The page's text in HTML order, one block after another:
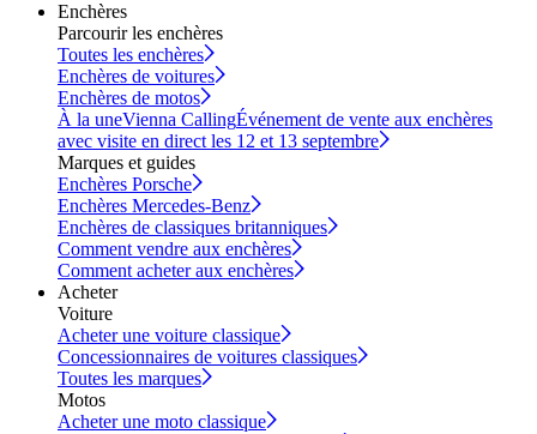
Enchères
Parcourir les enchères
Toutes les enchères
Enchères de voitures
Enchères de motos
À la uneVienna CallingÉvénement de vente aux enchères
avec visite en direct les 12 et 13 septembre
Marques et guides
Enchères Porsche
Enchères Mercedes-Benz
Enchères de classiques britanniques
Comment vendre aux enchères
Comment acheter aux enchères
Acheter
Voiture
Acheter une voiture classique
Concessionnaires de voitures classiques
Toutes les marques
Motos
Acheter une moto classique